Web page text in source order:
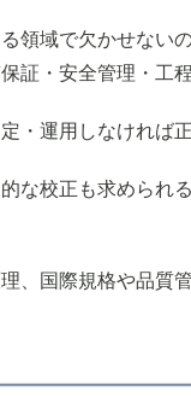
領域で欠かせない
証・安全管理・工
・運用しなければ
な校正も求められ
、国際規格や品質